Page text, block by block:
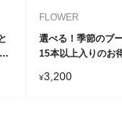
FLOWER
選べる！季節のブー
15本以上入りのお
で。
¥3,200